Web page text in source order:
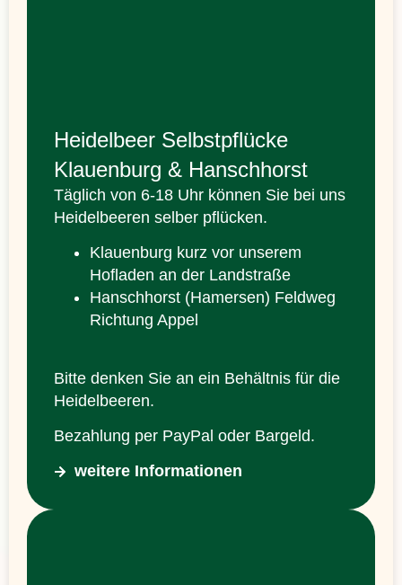
Heidelbeer Selbstpflücke
Klauenburg & Hanschhorst
Täglich von 6-18 Uhr können Sie bei uns
Heidelbeeren selber pflücken.
Klauenburg kurz vor unserem
Hofladen an der Landstraße
Hanschhorst (Hamersen) Feldweg
Richtung Appel
Bitte denken Sie an ein Behältnis für die
Heidelbeeren.
Bezahlung per PayPal oder Bargeld.
weitere Informationen